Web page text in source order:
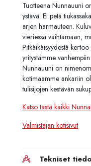
Tuotteena Nunnauuni
ystävä. Ei petä
arjen harmauteen.
vieriessä vaihtamaan,
Pitkäikäisyydestä
yritystämme
Nunnauuni on
kotimaamme ankariin
tulisijojen kestävän
Katso tästä kaikki
Valmistajan kotisivut
Tekniset